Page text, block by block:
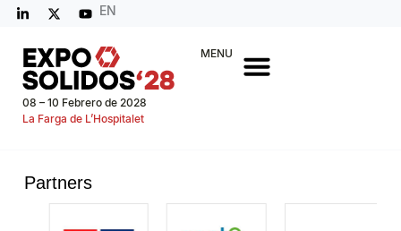
EN
08 – 10 Febrero de 2028
La Farga de L’Hospitalet
MENU
Partners